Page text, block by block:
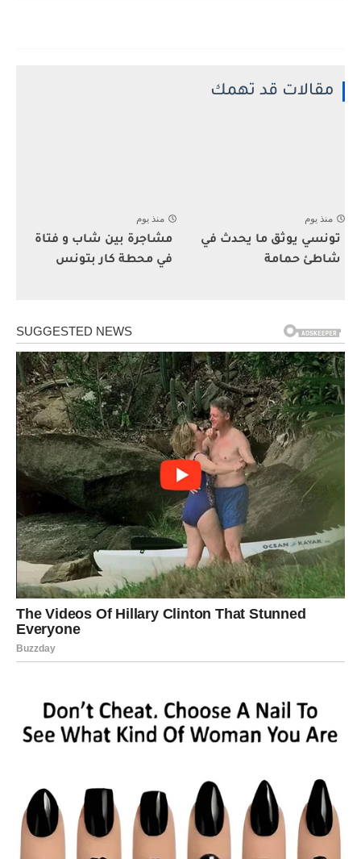
مقالات قد تهمك
منذ يوم
تونسي يوثق ما يحدث في
شاطئ حمامة
منذ يوم
مشاجرة بين شاب و فتاة
في محطة كار بتونس